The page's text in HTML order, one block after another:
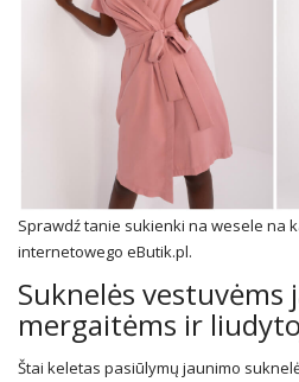
Sprawdź tanie sukienki na wesele na
internetowego eButik.pl.
Suknelės vestuvėms
mergaitėms ir
Štai keletas pasiūlymų jaunimo